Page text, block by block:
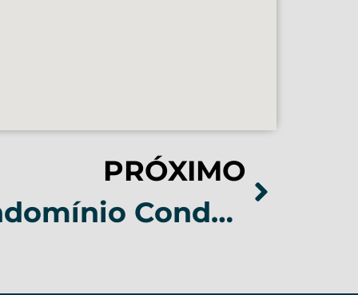
PRÓXIMO
Casa no Condomínio Condados da Lagoa em Lagoa Santa – COD 032